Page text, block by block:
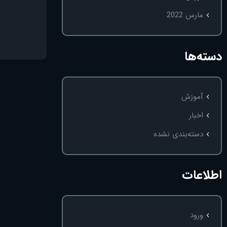
مارس 2022
دسته‌ها
آموزش
اخبار
دسته‌بندی نشده
اطلاعات
ورود